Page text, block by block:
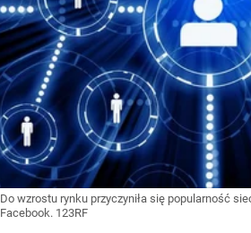
Do wzrostu rynku przyczyniła się popularność
Facebook. 123RF